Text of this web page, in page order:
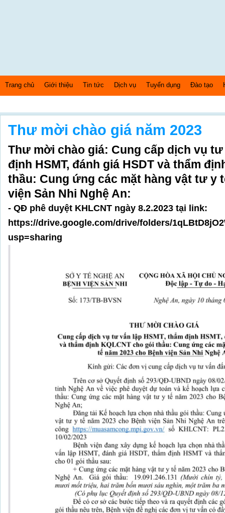
Trang chủ Giới thiệu Tin tức Dịch vụ Tuyển dụng Đào tạo
Thư mời chào giá năm 2023
Thư mời chào giá: Cung cấp dịch vụ tư
định HSMT, đánh giá HSDT và thẩm
thầu: Cung ứng các mặt hàng vật tư y
viện Sản Nhi Nghệ An:
- QĐ phê duyệt KHLCNT ngày 8.2.2023 tại link:
https://drive.google.com/drive/folders/
usp=sharing